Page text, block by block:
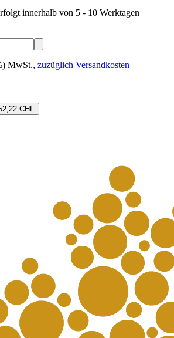
innerhalb von 5 - 10 Werktagen
MwSt., zuzüglich Versandkosten
CHF